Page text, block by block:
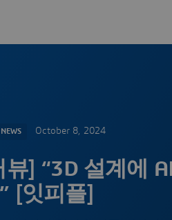
October 8, 2024
뷰] “3D 설계에
[잇피플]